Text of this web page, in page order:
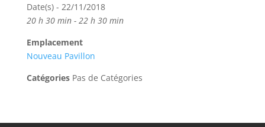
Date(s) - 22/11/2018
20 h 30 min - 22 h 30 min
Emplacement
Nouveau Pavillon
CatégoriesPas de Catégories